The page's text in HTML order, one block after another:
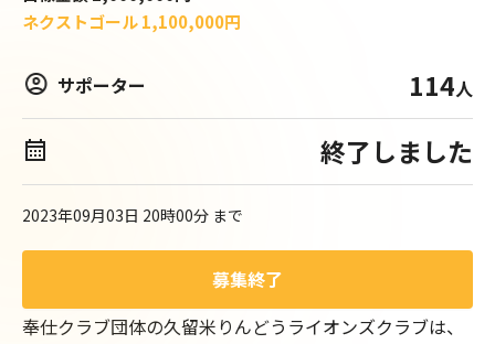
ネクストゴール1,100,000円
サポーター 114人
終了しました
2023年09月03日 20時00分 まで
募集終了
奉仕クラブ団体の久留米りんどうライオンズクラブは、